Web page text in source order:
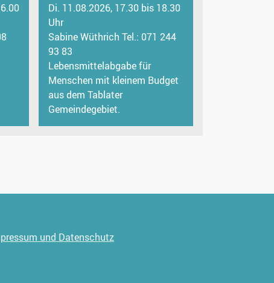
Di. 11.08.2026, 17.30 bis 18.30
Uhr
Sabine Wüthrich Tel.: 071 244
93 83
Lebensmittelabgabe für
Menschen mit kleinem Budget
aus dem Tablater
Gemeindegebiet.
und Datenschutz